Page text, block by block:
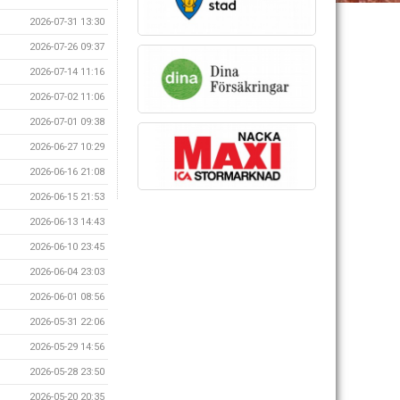
2026-07-31 13:30
2026-07-26 09:37
2026-07-14 11:16
2026-07-02 11:06
2026-07-01 09:38
2026-06-27 10:29
2026-06-16 21:08
2026-06-15 21:53
2026-06-13 14:43
2026-06-10 23:45
2026-06-04 23:03
2026-06-01 08:56
2026-05-31 22:06
2026-05-29 14:56
2026-05-28 23:50
2026-05-20 20:35